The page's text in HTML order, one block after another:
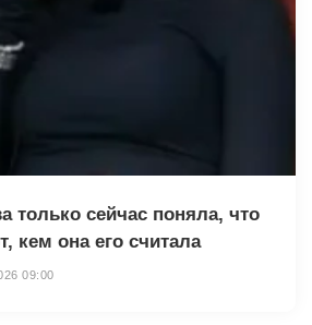
только сейчас поняла, что
кем она его считала
09:00